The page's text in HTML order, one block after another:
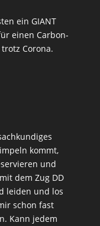
ein GIANT
einen Carbon-
Corona.
kommt,
und
dem Zug DD
leiden und los
schon fast
Kann jedem